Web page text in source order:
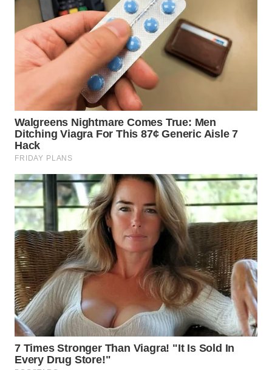
WN
SULUT
WN
MALUKU
WN
MALUT
WN
DAIRI
WN
DANAU
TOBA
WN
NIAS
WN
LANGKAT
WN
TAPANULI
SELATAN